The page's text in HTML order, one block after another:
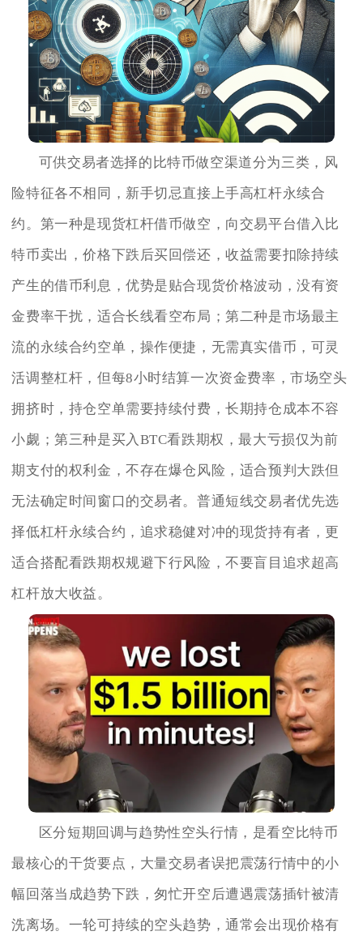
可供交易者选择的比特币做空渠道分为三类，风
险特征各不相同，新手切忌直接上手高杠杆永续合
约。第一种是现货杠杆借币做空，向交易平台借入比
特币卖出，价格下跌后买回偿还，收益需要扣除持续
产生的借币利息，优势是贴合现货价格波动，没有资
金费率干扰，适合长线看空布局；第二种是市场最主
流的永续合约空单，操作便捷，无需真实借币，可灵
活调整杠杆，但每8小时结算一次资金费率，市场空头
拥挤时，持仓空单需要持续付费，长期持仓成本不容
小觑；第三种是买入BTC看跌期权，最大亏损仅为前
期支付的权利金，不存在爆仓风险，适合预判大跌但
无法确定时间窗口的交易者。普通短线交易者优先选
择低杠杆永续合约，追求稳健对冲的现货持有者，更
适合搭配看跌期权规避下行风险，不要盲目追求超高
杠杆放大收益。
区分短期回调与趋势性空头行情，是看空比特币
最核心的干货要点，大量交易者误把震荡行情中的小
幅回落当成趋势下跌，匆忙开空后遭遇震荡插针被清
洗离场。一轮可持续的空头趋势，通常会出现价格有